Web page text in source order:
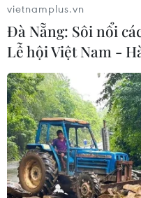
Trung Quốc, Ấn
vietnamplus.vn
Đà Nẵng: Sôi nổi
Lễ hội Việt Nam -